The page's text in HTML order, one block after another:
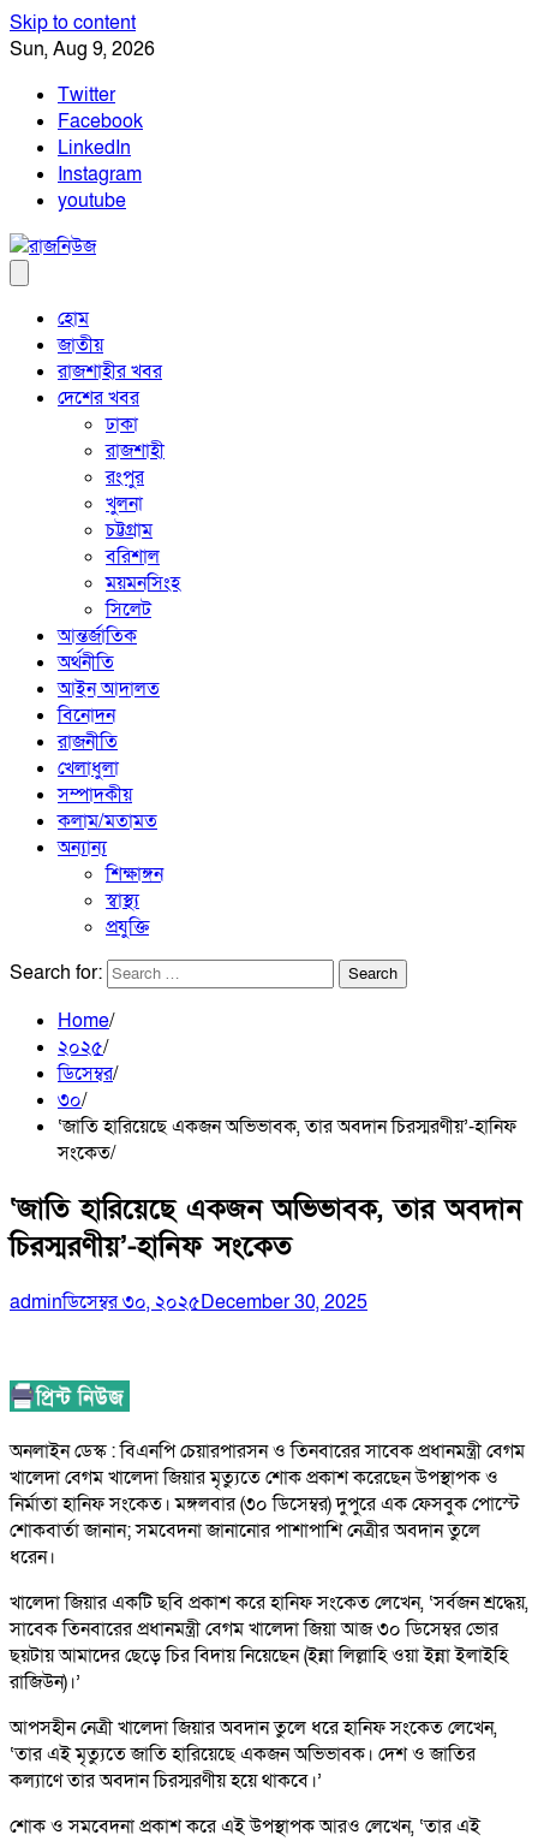
Skip to content
Sun, Aug 9, 2026
Twitter
Facebook
LinkedIn
Instagram
youtube
হোম
জাতীয়
রাজশাহীর খবর
দেশের খবর
ঢাকা
রাজশাহী
রংপুর
খুলনা
চট্টগ্রাম
বরিশাল
ময়মনসিংহ
সিলেট
আন্তর্জাতিক
অর্থনীতি
আইন আদালত
বিনোদন
রাজনীতি
খেলাধুলা
সম্পাদকীয়
কলাম/মতামত
অন্যান্য
শিক্ষাঙ্গন
স্বাস্থ্য
প্রযুক্তি
Search for:
Home
২০২৫
ডিসেম্বর
৩০
‘জাতি হারিয়েছে একজন অভিভাবক, তার অবদান চিরস্মরণীয়’-হানিফ
সংকেত
‘জাতি হারিয়েছে একজন অভিভাবক, তার অবদান
চিরস্মরণীয়’-হানিফ সংকেত
adminডিসেম্বর ৩০, ২০২৫December 30, 2025
অনলাইন ডেস্ক : বিএনপি চেয়ারপারসন ও তিনবারের সাবেক প্রধানমন্ত্রী বেগম
খালেদা বেগম খালেদা জিয়ার মৃত্যুতে শোক প্রকাশ করেছেন উপস্থাপক ও
নির্মাতা হানিফ সংকেত। মঙ্গলবার (৩০ ডিসেম্বর) দুপুরে এক ফেসবুক পোস্টে
শোকবার্তা জানান; সমবেদনা জানানোর পাশাপাশি নেত্রীর অবদান তুলে
ধরেন।
খালেদা জিয়ার একটি ছবি প্রকাশ করে হানিফ সংকেত লেখেন, ‘সর্বজন শ্রদ্ধেয়,
সাবেক তিনবারের প্রধানমন্ত্রী বেগম খালেদা জিয়া আজ ৩০ ডিসেম্বর ভোর
ছয়টায় আমাদের ছেড়ে চির বিদায় নিয়েছেন (ইন্না লিল্লাহি ওয়া ইন্না ইলাইহি
রাজিউন)।’
আপসহীন নেত্রী খালেদা জিয়ার অবদান তুলে ধরে হানিফ সংকেত লেখেন,
‘তার এই মৃত্যুতে জাতি হারিয়েছে একজন অভিভাবক। দেশ ও জাতির
কল্যাণে তার অবদান চিরস্মরণীয় হয়ে থাকবে।’
শোক ও সমবেদনা প্রকাশ করে এই উপস্থাপক আরও লেখেন, ‘তার এই